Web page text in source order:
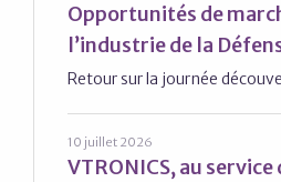
Opportunités de
l’industrie de la
Retour sur la journée
10 juillet 2026
VTRONICS, au service